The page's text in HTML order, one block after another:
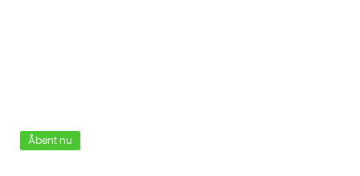
Åbent nu